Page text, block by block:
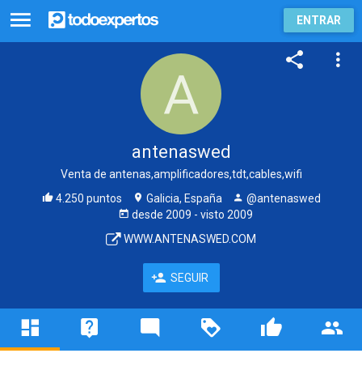
ENTRAR
antenaswed
Venta de antenas,amplificadores,tdt,cables,wifi
4.250 puntos
Galicia, España
@antenaswed
desde 2009 - visto 2009
WWW.ANTENASWED.COM
SEGUIR